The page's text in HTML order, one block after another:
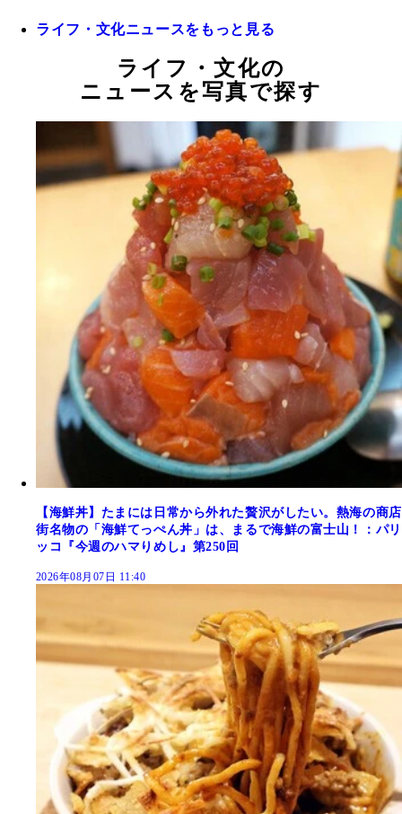
ライフ・文化ニュースをもっと見る
ライフ・文化の
ニュースを写真で探す
【海鮮丼】たまには日常から外れた贅沢がしたい。熱海の商店
街名物の「海鮮てっぺん丼」は、まるで海鮮の富士山！：パリ
ッコ『今週のハマりめし』第250回
2026年08月07日 11:40